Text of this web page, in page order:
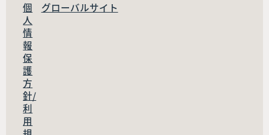
個
人
情
報
保
護
方
針/
利
用
グローバルサイト